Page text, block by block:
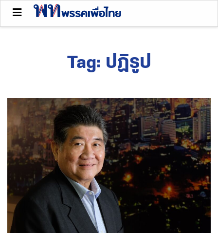
Tag: ปฏิรูป